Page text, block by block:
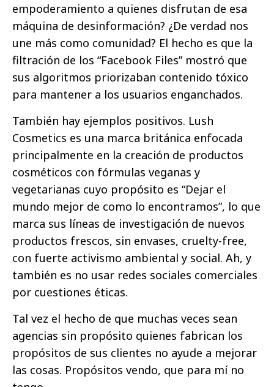
empoderamiento a quienes disfrutan de esa
máquina de desinformación? ¿De verdad nos
une más como comunidad? El hecho es que la
filtración de los “Facebook Files” mostró que
sus algoritmos priorizaban contenido tóxico
para mantener a los usuarios enganchados.
También hay ejemplos positivos. Lush
Cosmetics es una marca británica enfocada
principalmente en la creación de productos
cosméticos con fórmulas veganas y
vegetarianas cuyo propósito es “Dejar el
mundo mejor de como lo encontramos”, lo que
marca sus líneas de investigación de nuevos
productos frescos, sin envases, cruelty-free,
con fuerte activismo ambiental y social. Ah, y
también es no usar redes sociales comerciales
por cuestiones éticas.
Tal vez el hecho de que muchas veces sean
agencias sin propósito quienes fabrican los
propósitos de sus clientes no ayude a mejorar
las cosas. Propósitos vendo, que para mí no